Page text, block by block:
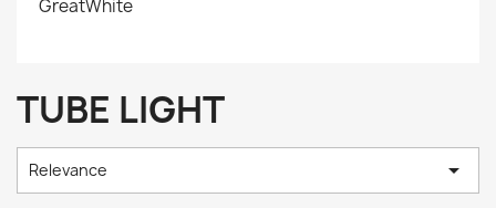
GreatWhite
TUBE LIGHT
Relevance 